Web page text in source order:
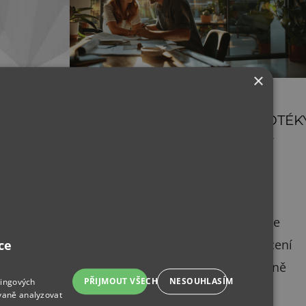
PŘEDČASNÉ SPLACENÍ
spotřebitelském úvěru, který přinese
zásadní změny pro předčasné splacení
hypotéky. Tyto změny mohou výrazně
ovlivnit vaše finanční plány, pokud
×
analyzovat
PŘIJMOUT VŠECHNONESOUHLASÍM